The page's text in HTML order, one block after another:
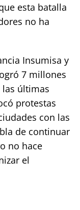
esta batalla
no ha
Insumisa y
7 millones
últimas
protestas
con las
de continuar
no hace
el